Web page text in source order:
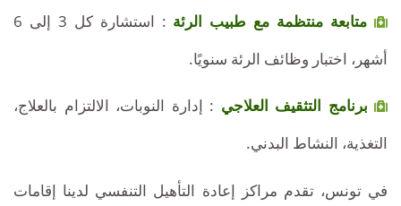
متابعة منتظمة مع طبيب الرئة
: استشارة كل 3 إلى 6
أشهر، اختبار وظائف الرئة سنويًا.
برنامج التثقيف العلاجي : إدارة النوبات، الالتزام بالعلاج،
التغذية، النشاط البدني.
في تونس، تقدم مراكز إعادة التأهيل التنفسي لدينا إقامات